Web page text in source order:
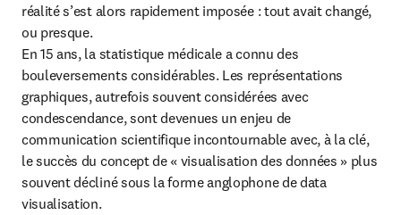
réalité s’est alors rapidement imposée : tout avait changé,
ou presque.
En 15 ans, la statistique médicale a connu des
bouleversements considérables. Les représentations
graphiques, autrefois souvent considérées avec
condescendance, sont devenues un enjeu de
communication scientifique incontournable avec, à la clé,
le succès du concept de « visualisation des données » plus
souvent décliné sous la forme anglophone de data
visualisation.